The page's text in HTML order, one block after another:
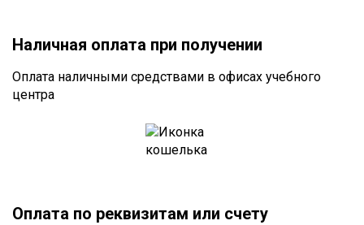
Наличная оплата при получении
Оплата наличными средствами в офисах учебного
центра
Оплата по реквизитам или счету